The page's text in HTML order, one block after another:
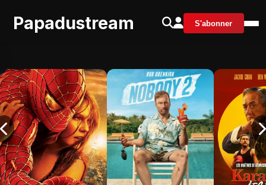
Papadustream S'abonner